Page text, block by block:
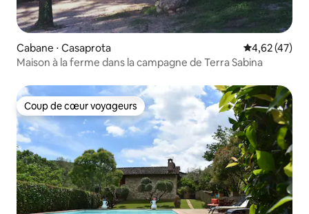
Cabane ⋅ Casaprota Évaluation
4,62 (47)
Maison à la ferme dans la campagne de Terra Sabina
Coup de cœur voyageurs
Coup de cœur voyageurs